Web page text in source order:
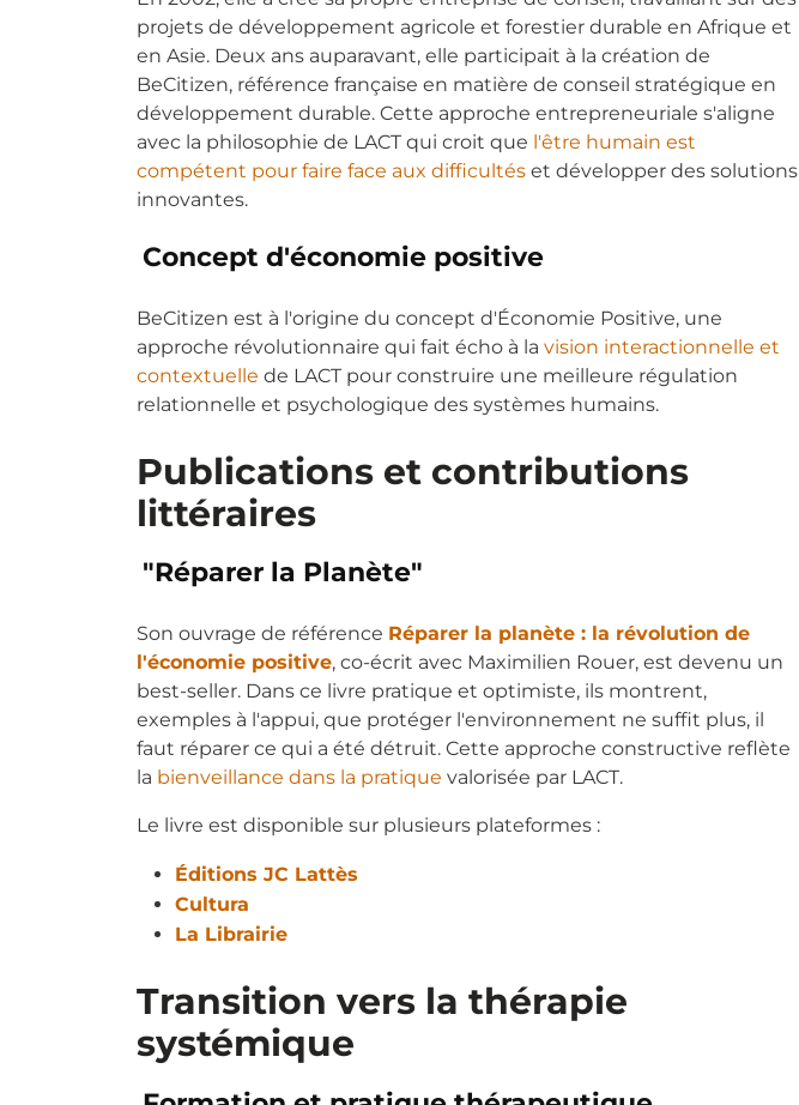
projets de développement agricole et forestier durable en Afrique et
en Asie. Deux ans auparavant, elle participait à la création de
BeCitizen, référence française en matière de conseil stratégique en
développement durable. Cette approche entrepreneuriale s'aligne
avec la philosophie de LACT qui croit que l'être humain est
compétent pour faire face aux difficultés et développer des solutions
innovantes.
Concept d'économie positive
BeCitizen est à l'origine du concept d'Économie Positive, une
approche révolutionnaire qui fait écho à la vision interactionnelle et
contextuelle de LACT pour construire une meilleure régulation
relationnelle et psychologique des systèmes humains.
Publications et contributions
littéraires
"Réparer la Planète"
Son ouvrage de référence Réparer la planète : la révolution de
l'économie positive, co-écrit avec Maximilien Rouer, est devenu un
best-seller. Dans ce livre pratique et optimiste, ils montrent,
exemples à l'appui, que protéger l'environnement ne suffit plus, il
faut réparer ce qui a été détruit. Cette approche constructive reflète
la bienveillance dans la pratique valorisée par LACT.
Le livre est disponible sur plusieurs plateformes :
Éditions JC Lattès
Cultura
La Librairie
Transition vers la thérapie
systémique